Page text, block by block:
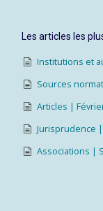
Les articles les
Institutions et
Sources
Articles |
Jurisprudence
Associations |